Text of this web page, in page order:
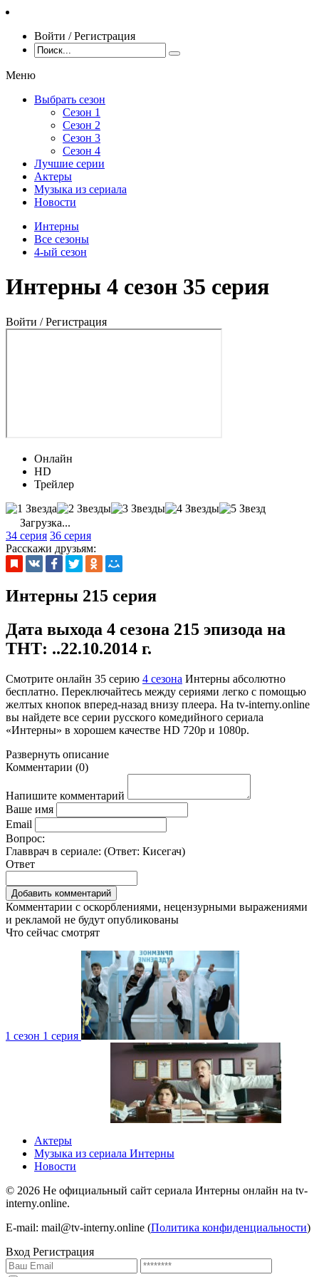
Войти / Регистрация
Меню
Выбрать сезон
Сезон 1
Сезон 2
Сезон 3
Сезон 4
Лучшие серии
Актеры
Музыка из сериала
Новости
Интерны
Все сезоны
4-ый сезон
Интерны 4 сезон 35 серия
Войти / Регистрация
Онлайн
HD
Трейлер
Загрузка...
34 серия 36 серия
Расскажи друзьям:
Интерны 215 серия
Дата выхода 4 сезона 215 эпизода на
ТНТ: ..22.10.2014 г.
Смотрите онлайн 35 серию 4 сезона Интерны абсолютно
бесплатно. Переключайтесь между сериями легко с помощью
желтых кнопок вперед-назад внизу плеера. На tv-interny.online
вы найдете все серии русского комедийного сериала
«Интерны» в хорошем качестве HD 720p и 1080p.
Развернуть описание
Комментарии (0)
Напишите комментарий
Ваше имя
Email
Вопрос:
Главврач в сериале: (Ответ: Кисегач)
Ответ
Комментарии с оскорблениями, нецензурными выражениями
и рекламой не будут опубликованы
Что сейчас смотрят
1 сезон 1 серия
Актеры
Музыка из сериала Интерны
Новости
© 2026 Не официальный сайт сериала Интерны онлайн на tv-
interny.online.
E-mail: mail@tv-interny.online (Политика конфиденциальности)
Вход Регистрация